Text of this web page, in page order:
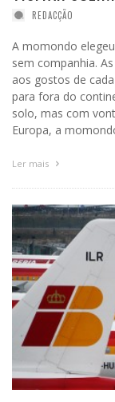
REDACÇÃO
A momondo
sem companhia.
aos gostos de
para fora do
solo, mas com
Europa, a
Ler mais